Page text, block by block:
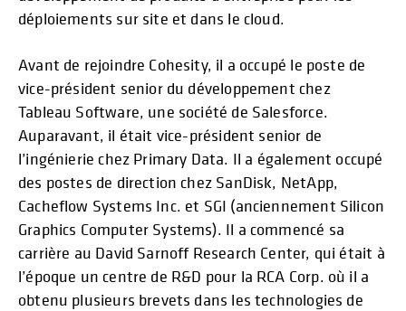
déploiements sur site et dans le cloud.
Avant de rejoindre Cohesity, il a occupé le poste de
vice-président senior du développement chez
Tableau Software, une société de Salesforce.
Auparavant, il était vice-président senior de
l’ingénierie chez Primary Data. Il a également occupé
des postes de direction chez SanDisk, NetApp,
Cacheflow Systems Inc. et SGI (anciennement Silicon
Graphics Computer Systems). Il a commencé sa
carrière au David Sarnoff Research Center, qui était à
l’époque un centre de R&D pour la RCA Corp. où il a
obtenu plusieurs brevets dans les technologies de